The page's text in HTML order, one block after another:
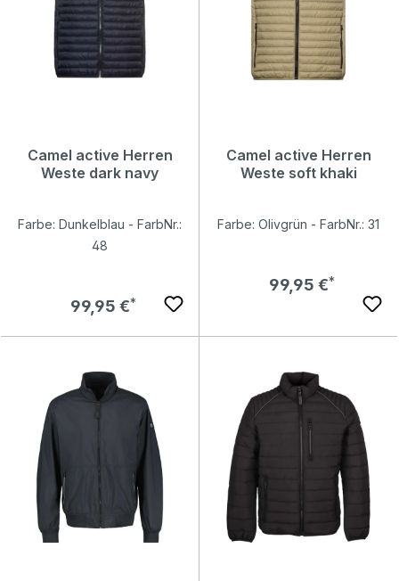
Camel active Herren
Weste dark navy
Farbe: Dunkelblau - FarbNr.:
48
Regulärer Preis:
99,95 €
Camel active Herren
Weste soft khaki
Farbe: Olivgrün - FarbNr.: 31
Regulärer Preis:
99,95 €